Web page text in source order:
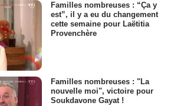
Familles nombreuses : “Ça y
est”, il y a eu du changement
cette semaine pour Laëtitia
Provenchère
Familles nombreuses : "La
nouvelle moi", victoire pour
Soukdavone Gayat !